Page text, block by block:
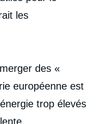
les
des «
européenne est
trop élevés